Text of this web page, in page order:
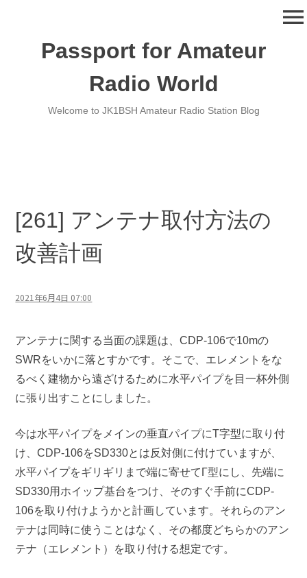
Passport for Amateur
Radio World
Welcome to JK1BSH Amateur Radio Station Blog
menu
[261] アンテナ取付方法の
改善計画
2021年6月4日 07:00
アンテナに関する当面の課題は、CDP-106で10mの
SWRをいかに落とすかです。そこで、エレメントをな
るべく建物から遠ざけるために水平パイプを目一杯外側
に張り出すことにしました。
今は水平パイプをメインの垂直パイプにT字型に取り付
け、CDP-106をSD330とは反対側に付けていますが、
水平パイプをギリギリまで端に寄せてΓ型にし、先端に
SD330用ホイップ基台をつけ、そのすぐ手前にCDP-
106を取り付けようかと計画しています。それらのアン
テナは同時に使うことはなく、その都度どちらかのアン
テナ（エレメント）を取り付ける想定です。